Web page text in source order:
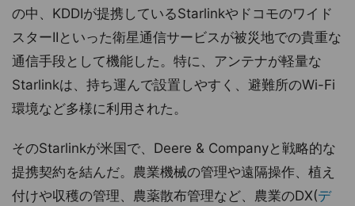
の中、KDDIが提携しているStarlinkやドコモのワイド
スターIIといった衛星通信サービスが被災地での貴重な
通信手段として機能した。特に、アンテナが軽量な
Starlinkは、持ち運んで設置しやすく、避難所のWi-Fi
環境など多様に利用された。
そのStarlinkが米国で、Deere & Companyと戦略的な
提携契約を結んだ。農業機械の管理や遠隔操作、植え
付けや収穫の管理、農薬散布管理など、農業のDX(デ